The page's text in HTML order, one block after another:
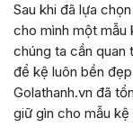
Sau khi đã lựa
cho mình một mẫu
chúng ta cần quan
để kệ luôn bền
Golathanh.vn đã
giữ gìn cho mẫu kệ